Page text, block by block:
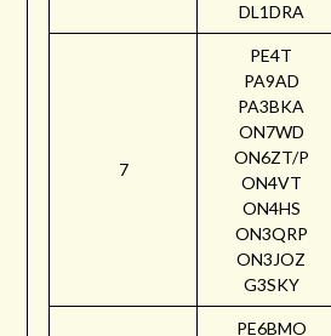
DL1DRA
7
PE4T
PA9AD
PA3BKA
ON7WD
ON6ZT/P
ON4VT
ON4HS
ON3QRP
ON3JOZ
G3SKY
PE6BMO